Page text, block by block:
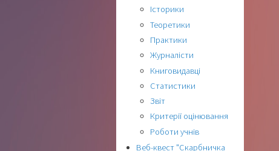
Історики
Теоретики
Практики
Журналісти
Книговидавці
Статистики
Звіт
Критерії оцінювання
Роботи учнів
Веб-квест "Скарбничка